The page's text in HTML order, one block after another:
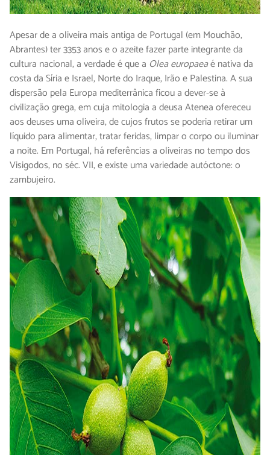
Apesar de a oliveira mais antiga de Portugal (em Mouchão,
Abrantes) ter 3353 anos e o azeite fazer parte integrante da
cultura nacional, a verdade é que a Olea europaeaé nativa da
costa da Síria e Israel, Norte do Iraque, Irão e Palestina. A sua
dispersão pela Europa mediterrânica ficou a dever-se à
civilização grega, em cuja mitologia a deusa Atenea ofereceu
aos deuses uma oliveira, de cujos frutos se poderia retirar um
líquido para alimentar, tratar feridas, limpar o corpo ou iluminar
a noite. Em Portugal, há referências a oliveiras no tempo dos
Visigodos, no séc. VII, e existe uma variedade autóctone: o
zambujeiro.